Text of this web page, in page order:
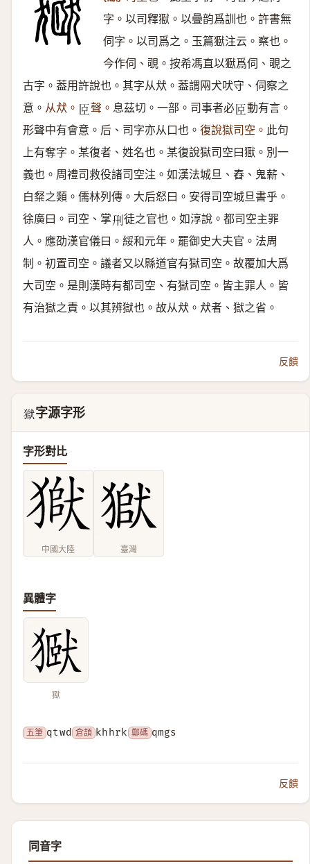
字。以司釋㺇。以曡韵爲訓也。許書無
伺字。以司爲之。玉篇㺇注云。察也。
今作伺、覗。按希馮直以㺇爲伺、覗之
古字。葢用許說也。其字从㹜。葢謂㒳犬吠守、伺察之
意。 从㹜。 𦣞 聲。 息茲切。一部。司事者必𦣞 動有言。
形聲中有會意。后、司字亦从口也。 復說獄司空。 此句
上有奪字。某復者、姓名也。某復說獄司空曰㺇。別一
義也。周禮司救役諸司空注。如漢法城旦、舂、鬼薪、
白粲之類。儒林列傳。大后怒曰。安得司空城旦書乎。
徐廣曰。司空、掌𠛬徒之官也。如淳說。都司空主罪
人。應劭漢官儀曰。綏和元年。罷御史大夫官。法周
制。初置司空。議者又以縣道官有獄司空。故覆加大爲
大司空。是則漢時有都司空、有獄司空。皆主罪人。皆
有治獄之責。以其辨獄也。故从㹜。㹜者、獄之省。
反饋
𤠒字源字形
字形對比
中國大陸 臺灣
異體字
㺇
五筆 qtwd 倉頡 khhrk 鄭碼 qmgs
反饋
同音字